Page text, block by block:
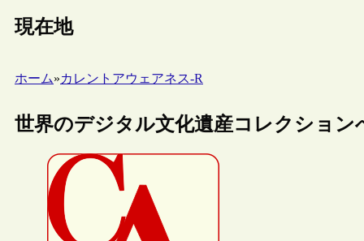
現在地
ホーム»カレントアウェアネス-R
世界のデジタル文化遺産コレクション